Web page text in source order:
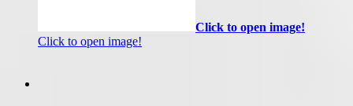
Click to open image!
Click to open image!